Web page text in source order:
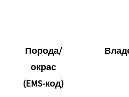
Порода/
окрас
(EMS-код)